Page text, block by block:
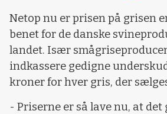
Netop nu er prisen på grisen
benet for de danske
landet. Især
indkassere gedigne
kroner for hver gris, der
- Priserne er så lave nu, at